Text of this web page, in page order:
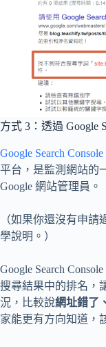
方式 3：透過 Google
Google Search Console
平台，是監測網站的
Google 網站管理員。
（如果你還沒有申請
學說明。）
Google Search
搜尋結果中的排名，
況，比較說網址錯了
家能更有方向知道，